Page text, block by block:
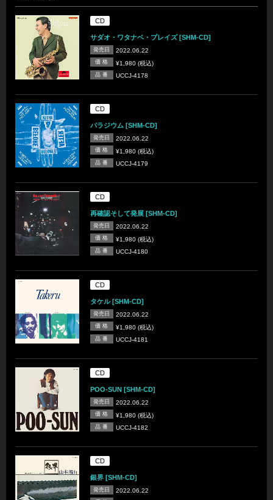
CD
サダオ・ワタナベ・プレイズ [SHM-CD]
発売日 2022.06.22
価 格 ¥1,980 (税込)
品 番 UCCJ-4178
CD
パラジウム [SHM-CD]
発売日 2022.06.22
価 格 ¥1,980 (税込)
品 番 UCCJ-4179
CD
再確認そして発展 [SHM-CD]
発売日 2022.06.22
価 格 ¥1,980 (税込)
品 番 UCCJ-4180
CD
タケル [SHM-CD]
発売日 2022.06.22
価 格 ¥1,980 (税込)
品 番 UCCJ-4181
CD
POO-SUN [SHM-CD]
発売日 2022.06.22
価 格 ¥1,980 (税込)
品 番 UCCJ-4182
CD
銀界 [SHM-CD]
発売日 2022.06.22